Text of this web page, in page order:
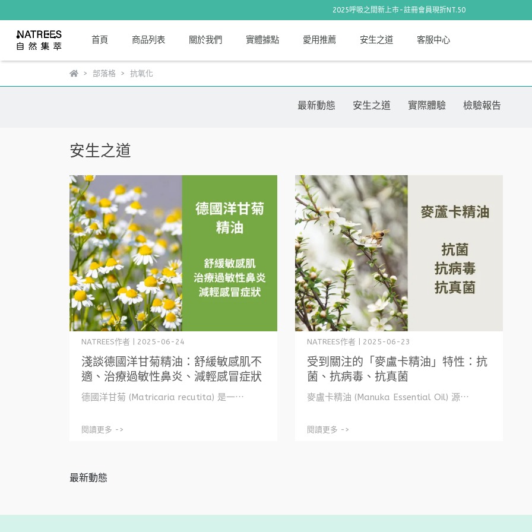
2025呼吸之間新上市-註冊會員現折NT.50
首頁 商品列表 關於我們 實體據點 愛用推薦 安生之道 客服中心
部落格 抗氧化
最新動態 安生之道 實際體驗 檢驗報告
安生之道
淺談德國洋甘菊精油：舒緩敏感肌不
適、治療過敏性鼻炎、減輕感冒症狀
NATREES作者 | 2025-06-24
德國洋甘菊 (Matricaria recutita) 是一⋯
閱讀更多 ->
受到關注的「麥盧卡精油」特性：抗
菌、抗病毒、抗真菌
NATREES作者 | 2025-06-23
麥盧卡精油 (Manuka Essential Oil) 源⋯
閱讀更多 ->
最新動態